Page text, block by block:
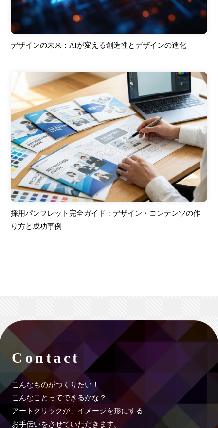
デザインの未来：AIが変える創造性とデザインの進化
採用パンフレット完全ガイド：デザイン・コンテンツの作
り方と成功事例
Contact
こんなものがつくりたい！
こんなことってできるかな？
アートクリックが、イメージを形にする
お手伝いをさせていただきます。